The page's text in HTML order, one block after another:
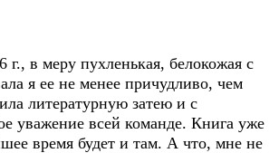
в меру пухленькая, белокожая с
я ее не менее причудливо, чем
литературную затею и с
уважение всей команде. Книга уже
время будет и там. А что, мне не